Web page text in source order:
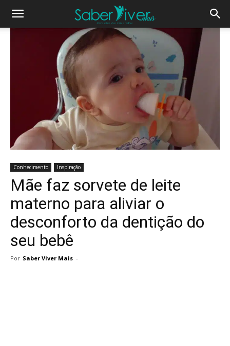
Conhecimento Inspiração
Mãe faz sorvete de leite
materno para aliviar o
desconforto da dentição do
seu bebê
Por Saber Viver Mais -